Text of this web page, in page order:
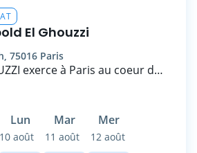
El Ghouzzi
75016 Paris
exerce à Paris au coeur du
dans tous les
pénal. Il traite des affaires
qu’elles soient
Lun Mar Mer
10 août 11 août 12 août